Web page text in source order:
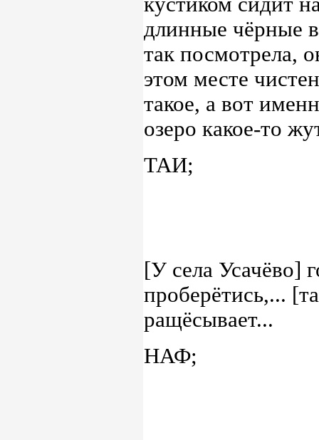
длинные чёрные
так посмотрела,
этом месте
такое, а вот
озеро какое-то
ТАИ;
[У села Усачёво]
проберётись,...
ращёсывает...
НАФ;